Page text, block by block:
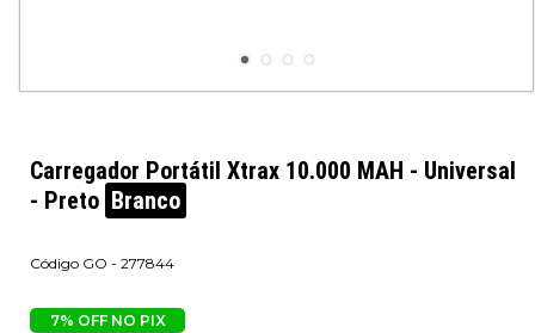
Carregador Portátil Xtrax 10.000 MAH - Universal
- Preto Branco
GO - 277844
7% OFF NO PIX